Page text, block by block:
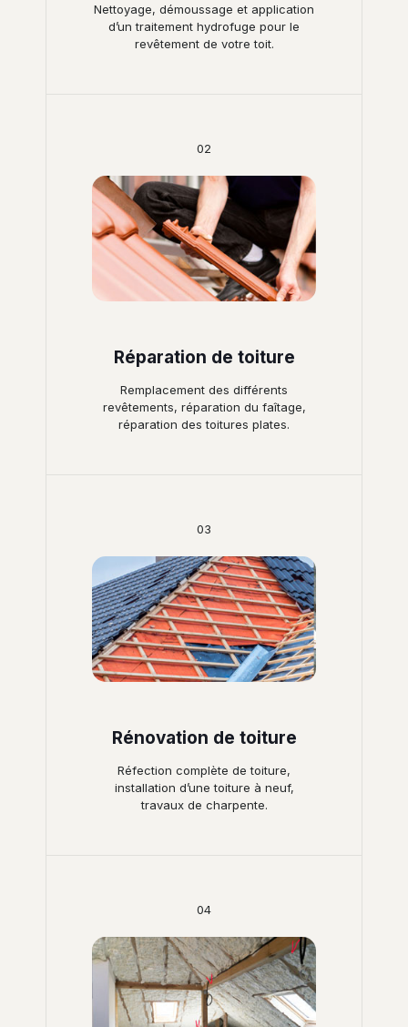
Nettoyage, démoussage et application
d’un traitement hydrofuge pour le
revêtement de votre toit.
02
Réparation de toiture
Remplacement des différents
revêtements, réparation du faîtage,
réparation des toitures plates.
03
Rénovation de toiture
Réfection complète de toiture,
installation d’une toiture à neuf,
travaux de charpente.
04